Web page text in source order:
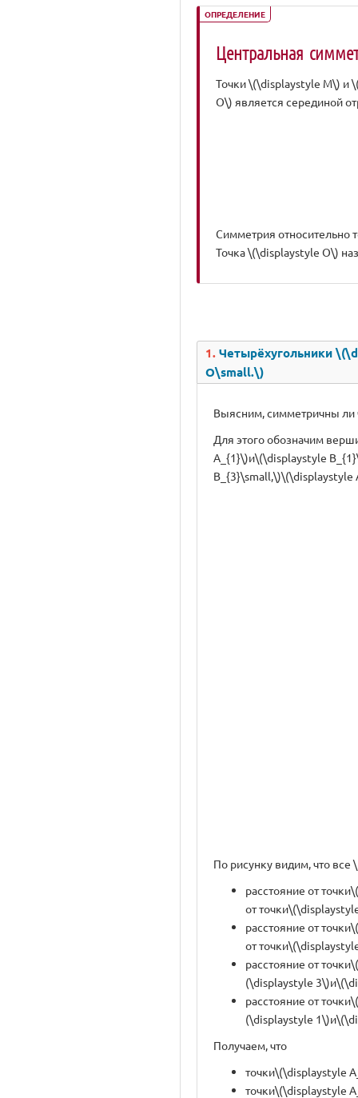
ОПРЕДЕЛЕНИЕ
Центральная
Точки \(\displaystyle M\) и
O\) является серединой
Симметрия относительно
Точка \(\displaystyle O\)
1. Четырёхугольники
O\small.\)
Выясним, симметричны ли
Для этого обозначим
A_{1}\)и\(\displaystyle
B_{3}\small,\)\(\displaystyle
По рисунку видим, что
расстояние от
от
расстояние от
от
расстояние от
(\displaystyle
расстояние от
(\displaystyle
Получаем, что
точки\(\displaystyle
точки\(\displaystyle